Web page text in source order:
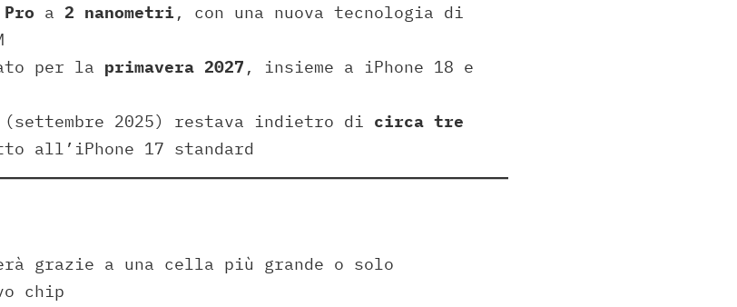
a 2 nanometri , con una nuova tecnologia di
per la primavera 2027 , insieme a iPhone 18 e
2025) restava indietro di circa tre
all’iPhone 17 standard
grazie a una cella più grande o solo
chip